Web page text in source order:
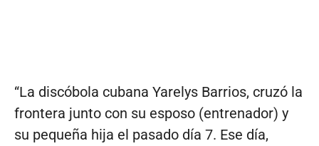
“La discóbola cubana Yarelys Barrios, cruzó la
frontera junto con su esposo (entrenador) y
su pequeña hija el pasado día 7. Ese día,